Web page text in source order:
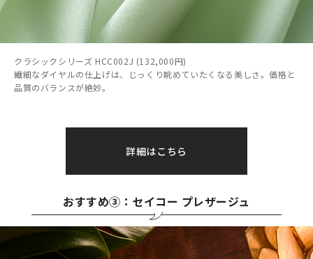
クラシックシリーズ HCC002J (132,000円)
繊細なダイヤルの仕上げは、じっくり眺めていたくなる美しさ。価格と
品質のバランスが絶妙。
詳細はこちら
おすすめ③：セイコー プレザージュ